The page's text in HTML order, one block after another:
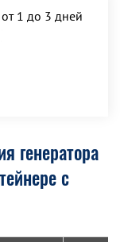
от 1 до 3 дней
генератора
с